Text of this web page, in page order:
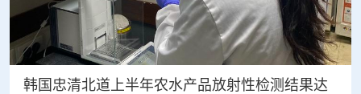
韩国忠清北道上半年农水产品放射性检测结果达